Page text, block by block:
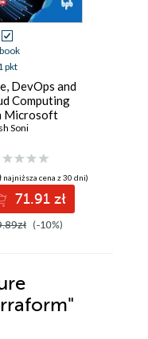
pkt
DevOps and
Computing
Microsoft
Soni
najniższa cena z 30 dni)
71.91 zł
(-10%)